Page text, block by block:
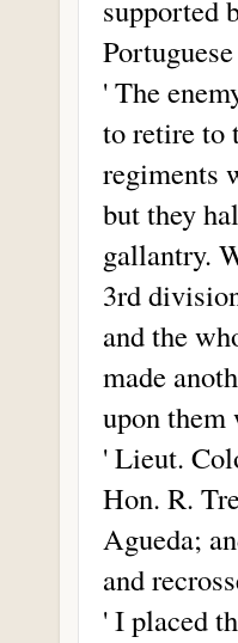
supported
' The
to retire to
regiments
but they
gallantry.
3rd
and the
made
upon
' Lieut.
Hon. R.
Agueda;
and
' I placed